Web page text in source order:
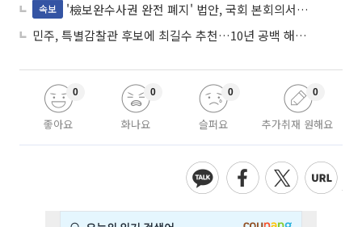
속보
'檢보완수사권 완전 폐지' 법안, 국회 본회의서 민주당 주도 통과
민주, 특별감찰관 후보에 최길수 추천…10년 공백 해소 속도
좋아요
0
화나요
0
슬퍼요
0
추가취재 원해요
0